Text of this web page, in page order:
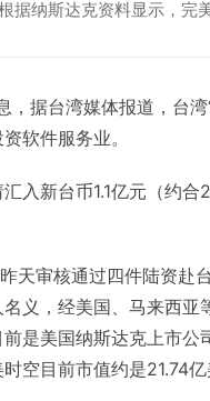
据纳斯达克资料显示，完
，据台湾媒体报道，台
软件服务业。
新台币1.1亿元（约合
审核通过四件陆资赴
义，经美国、马来西亚
是美国纳斯达克上市
空目前市值约是21.74亿